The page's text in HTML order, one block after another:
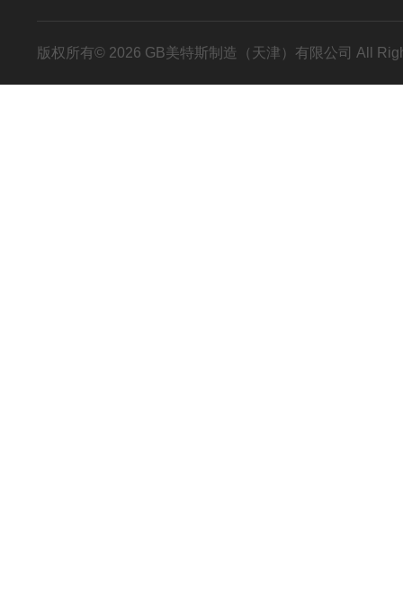
版权所有© 2026 GB美特斯制造（天津）有限公司 All